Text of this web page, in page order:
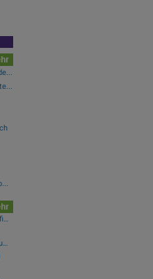
wikifolio-Trades Austro-Aktien 19-20: Porr(1), Palfinger(1)
Star der Stunde: Frequentis 1.31%, Rutsch der Stunde: RHI Magnesita -1.38%